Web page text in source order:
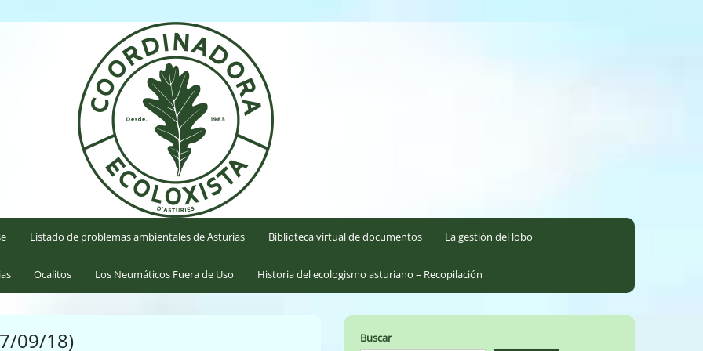
Listado de problemas ambientales de Asturias Biblioteca virtual de documentos La gestión del lobo
Ocalitos Los Neumáticos Fuera de Uso Historia del ecologismo asturiano – Recopilación
09/18) Buscar